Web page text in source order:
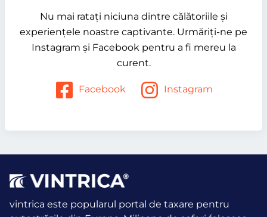
Nu mai ratați niciuna dintre călătoriile și
experiențele noastre captivante. Urmăriți-ne pe
Instagram și Facebook pentru a fi mereu la
curent.
Facebook Instagram
vintrica este popularul portal de taxare pentru